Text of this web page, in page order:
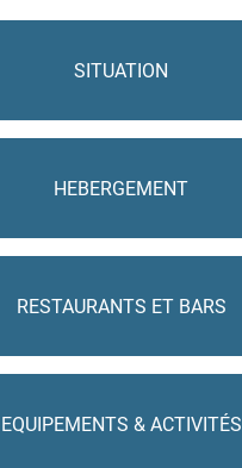
SITUATION
HEBERGEMENT
RESTAURANTS ET BARS
EQUIPEMENTS & ACTIVITÉS